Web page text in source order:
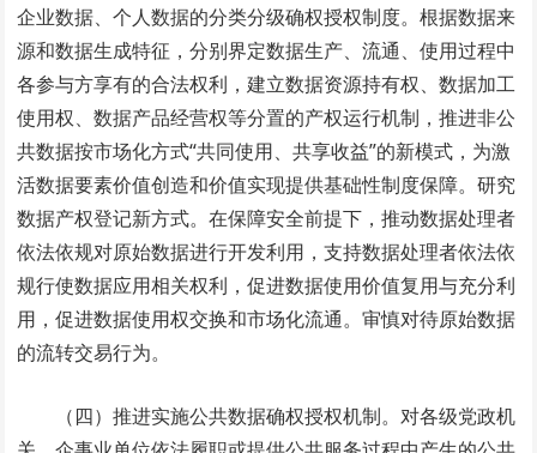
企业数据、个人数据的分类分级确权授权制度。根据数据来
源和数据生成特征，分别界定数据生产、流通、使用过程中
各参与方享有的合法权利，建立数据资源持有权、数据加工
使用权、数据产品经营权等分置的产权运行机制，推进非公
共数据按市场化方式“共同使用、共享收益”的新模式，为激
活数据要素价值创造和价值实现提供基础性制度保障。研究
数据产权登记新方式。在保障安全前提下，推动数据处理者
依法依规对原始数据进行开发利用，支持数据处理者依法依
规行使数据应用相关权利，促进数据使用价值复用与充分利
用，促进数据使用权交换和市场化流通。审慎对待原始数据
的流转交易行为。
（四）推进实施公共数据确权授权机制。对各级党政机